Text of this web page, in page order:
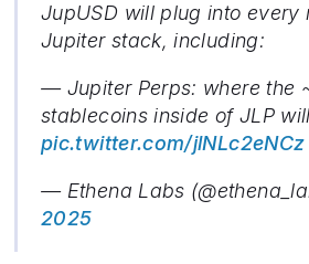
JupUSD will plug into every
Jupiter stack, including:
— Jupiter Perps: where the
stablecoins inside of JLP
pic.twitter.com/jlNLc2eNCz
— Ethena Labs
2025